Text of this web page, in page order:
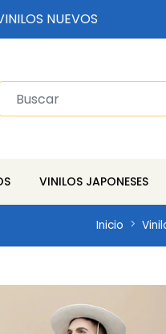
NUEVOS
VINILOS JAPONESES
Inicio